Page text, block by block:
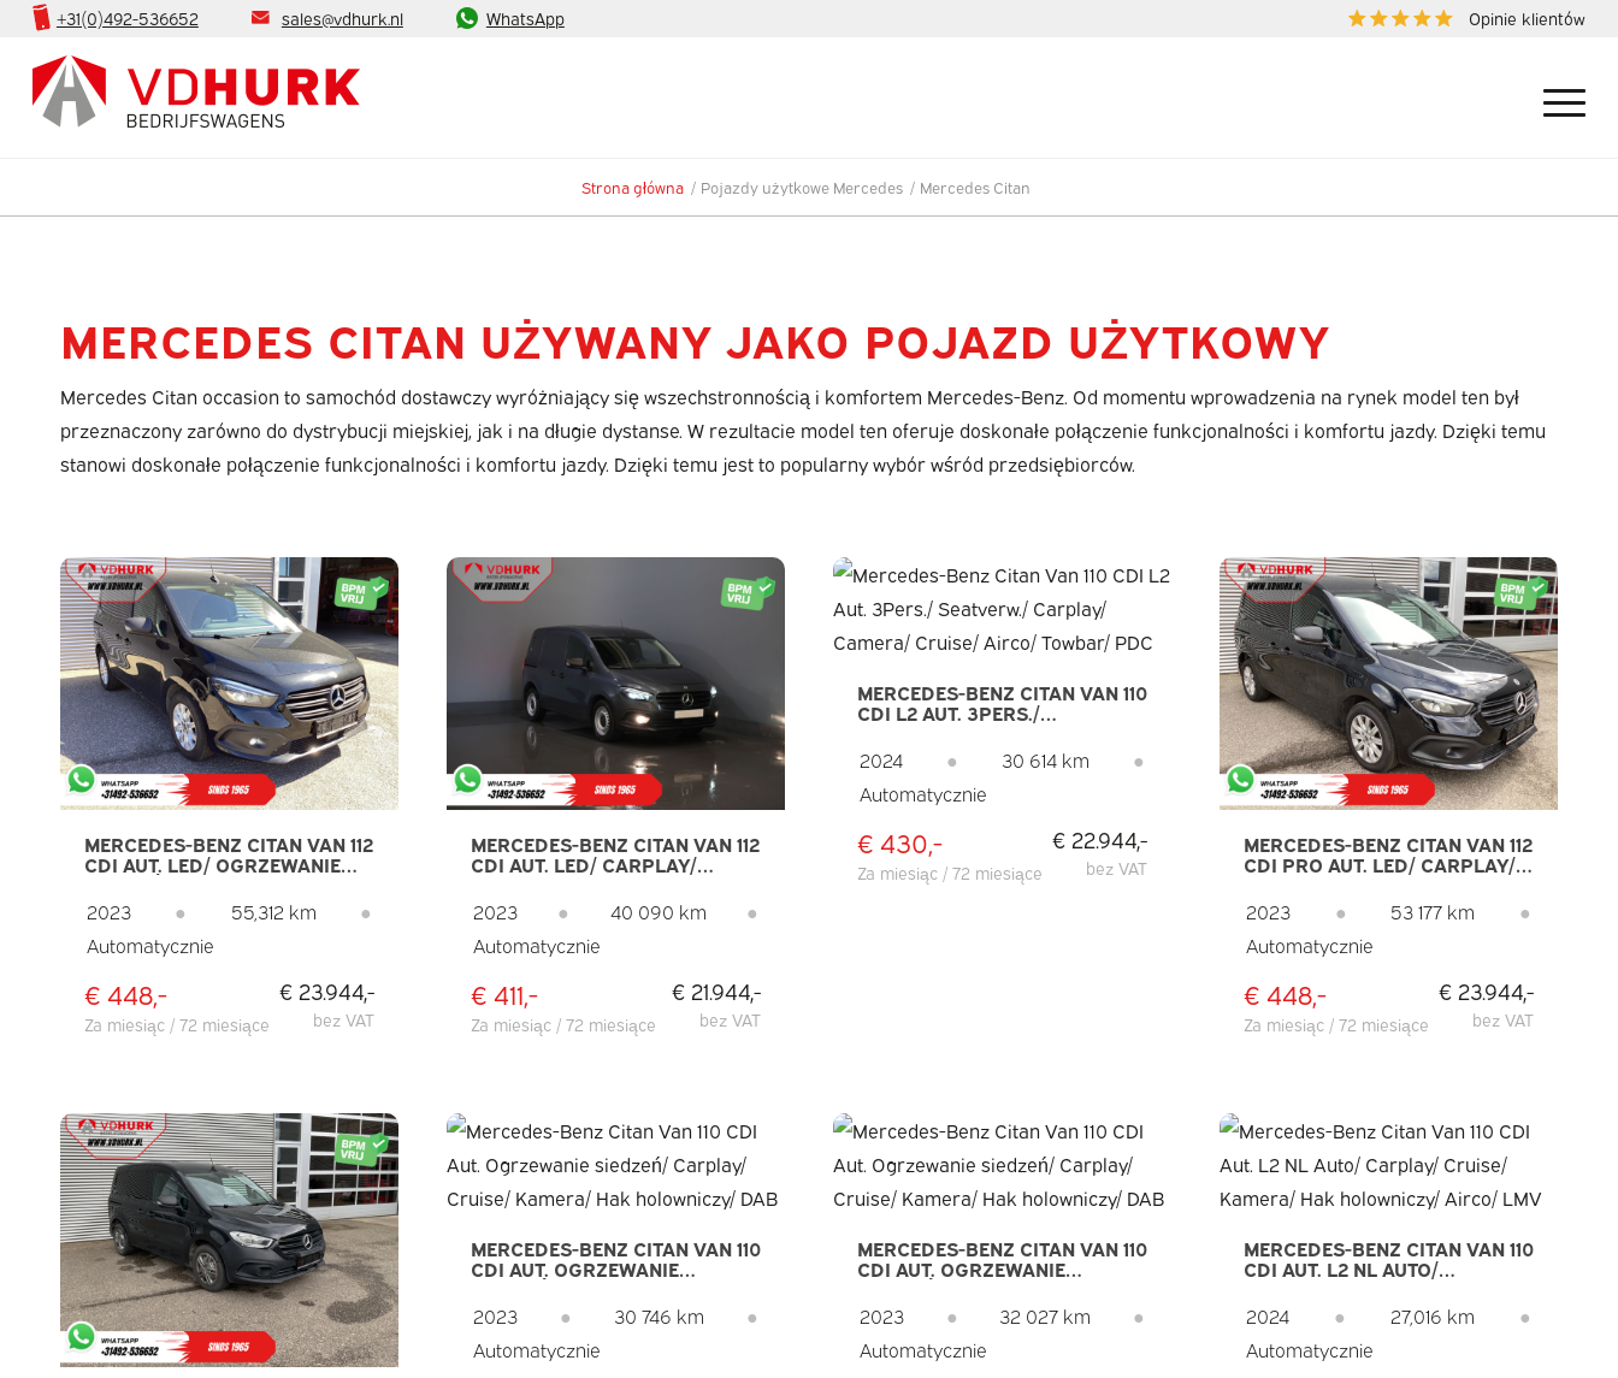
Opinie klientów
+31(0)492-536652 sales@vdhurk.nl WhatsApp
Strona główna / Pojazdy użytkowe Mercedes / Mercedes Citan
MERCEDES CITAN UŻYWANY JAKO POJAZD UŻYTKOWY
Mercedes Citan occasion to samochód dostawczy wyróżniający się wszechstronnością i komfortem Mercedes-Benz. Od momentu wprowadzenia na rynek model ten był
przeznaczony zarówno do dystrybucji miejskiej, jak i na długie dystanse. W rezultacie model ten oferuje doskonałe połączenie funkcjonalności i komfortu jazdy. Dzięki temu
stanowi doskonałe połączenie funkcjonalności i komfortu jazdy. Dzięki temu jest to popularny wybór wśród przedsiębiorców.
MERCEDES-BENZ CITAN VAN 112
CDI AUT. LED/ OGRZEWANIE
NAVI/ KLIMATYZACJA/
KAMERA/ LMV/ HAK
HOLOWNICZY
2023 ● 55,312 km
●
Automatycznie
€ 448,-
Za miesiąc / 72 miesiące
€ 23.944,-
bez VAT
MERCEDES-BENZ CITAN VAN 112
CDI AUT. LED/ CARPLAY/
KAMERA/ DAB
2023 ● 40 090 km
●
Automatycznie
€ 411,-
Za miesiąc / 72 miesiące
€ 21.944,-
bez VAT
MERCEDES-BENZ CITAN VAN 110
CDI L2 AUT. 3PERS./
SEATVERW./ CARPLAY/
CAMERA/ CRUISE/ AIRCO/
TOWBAR/ PDC
2024 ● 30 614 km
●
Automatycznie
€ 430,-
Za miesiąc / 72 miesiące
€ 22.944,-
bez VAT
MERCEDES-BENZ CITAN VAN 112
CDI PRO AUT. LED/ CARPLAY/
CRUISE/ OGRZEWANIE
SIEDZEŃ/ HAK HOLOWNICZY
2023 ● 53 177 km
●
Automatycznie
€ 448,-
Za miesiąc / 72 miesiące
€ 23.944,-
bez VAT
MERCEDES-BENZ CITAN VAN 110
CDI AUT. OGRZEWANIE
KAMERA/ HAK HOLOWNICZY/
DAB
2023 ● 30 746 km
●
Automatycznie
MERCEDES-BENZ CITAN VAN 110
CDI AUT. OGRZEWANIE
KAMERA/ HAK HOLOWNICZY/
DAB
2023 ● 32 027 km
●
Automatycznie
MERCEDES-BENZ CITAN VAN 110
CDI AUT. L2 NL AUTO/
HAK HOLOWNICZY/ AIRCO/
LMV
2024 ● 27,016 km
●
Automatycznie